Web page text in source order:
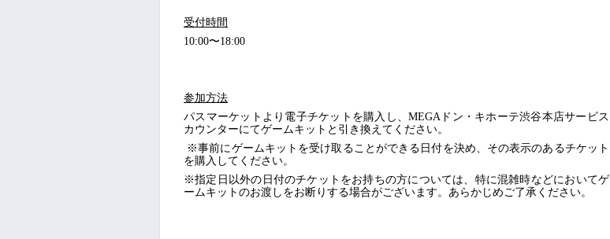
受付時間
10:00〜18:00
参加方法
パスマーケットより電子チケットを購入し、MEGAドン・キホーテ渋谷本店サービス
カウンターにてゲームキットと引き換えてください。
※事前にゲームキットを受け取ることができる日付を決め、その表示のあるチケット
を購入してください。
※指定日以外の日付のチケットをお持ちの方については、特に混雑時などにおいてゲ
ームキットのお渡しをお断りする場合がございます。あらかじめご了承ください。